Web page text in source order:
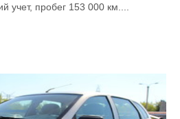
учет, пробег 153 000 км....